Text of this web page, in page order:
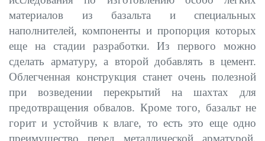
материалов из базальта и специальных
наполнителей, компоненты и пропорция которых
еще на стадии разработки. Из первого можно
сделать арматуру, а второй добавлять в цемент.
Облегченная конструкция станет очень полезной
при возведении перекрытий на шахтах для
предотвращения обвалов. Кроме того, базальт не
горит и устойчив к влаге, то есть это еще одно
преимущество перед металлической арматурой,